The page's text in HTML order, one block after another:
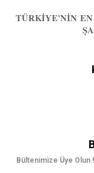
TÜRKIYE'NIN EN
Bültenimize Üye Olun